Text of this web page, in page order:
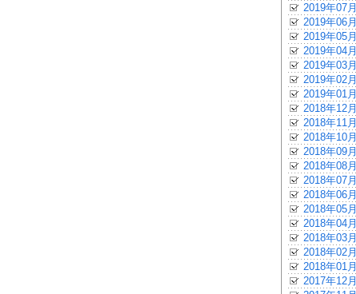
2019年07月
2019年06月
2019年05月
2019年04月
2019年03月
2019年02月
2019年01月
2018年12月
2018年11月
2018年10月
2018年09月
2018年08月
2018年07月
2018年06月
2018年05月
2018年04月
2018年03月
2018年02月
2018年01月
2017年12月